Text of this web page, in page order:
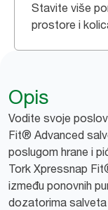
Stavite više
prostore i
Opis
Vodite svoje
Fit® Advanced
poslugom hrane i
Tork Xpressnap
između ponovnih
dozatorima